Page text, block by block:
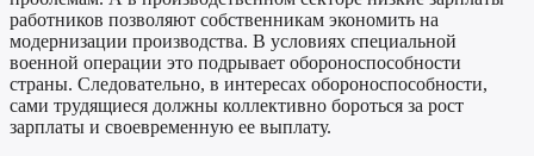
работников позволяют собственникам экономить на
модернизации производства. В условиях специальной
военной операции это подрывает обороноспособности
страны. Следовательно, в интересах обороноспособности,
сами трудящиеся должны коллективно бороться за рост
зарплаты и своевременную ее выплату.